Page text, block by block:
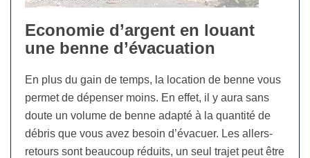
Economie d’argent en louant
une benne d’évacuation
En plus du gain de temps, la location de benne vous
permet de dépenser moins. En effet, il y aura sans
doute un volume de benne adapté à la quantité de
débris que vous avez besoin d’évacuer. Les allers-
retours sont beaucoup réduits, un seul trajet peut être